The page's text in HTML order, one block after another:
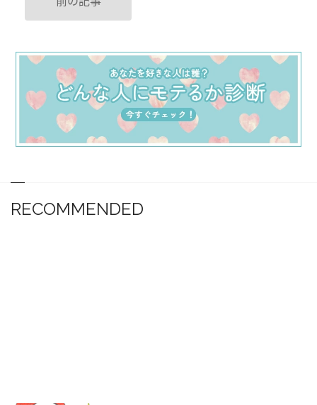
RECOMMENDED